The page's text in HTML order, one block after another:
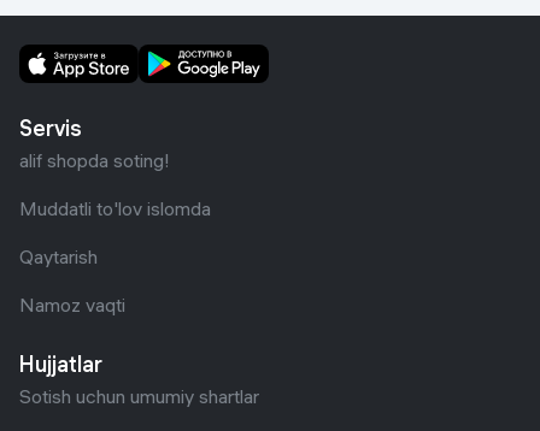
Servis
alif shopda soting!
Muddatli to'lov islomda
Qaytarish
Namoz vaqti
Hujjatlar
Sotish uchun umumiy shartlar